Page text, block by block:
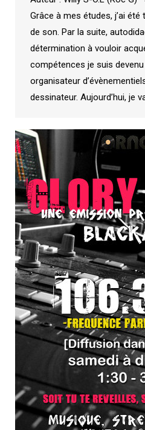
Grâce à mes études, j’ai été
de son. Par la suite,
détermination à vouloir
compétences je suis
organisateur
dessinateur. Aujourd’hui, je